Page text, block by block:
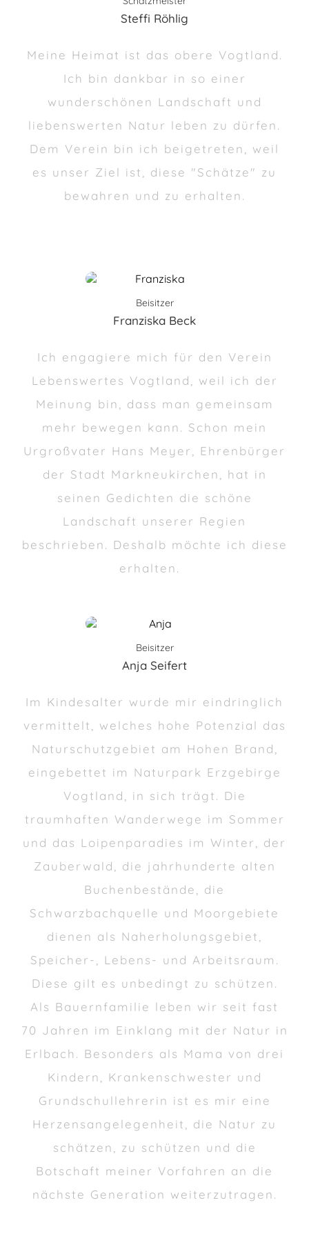
Steffi Röhlig
Meine Heimat ist das obere Vogtland.
Ich bin dankbar in so einer
wunderschönen Landschaft und
liebenswerten Natur leben zu dürfen.
Dem Verein bin ich beigetreten, weil
es unser Ziel ist, diese "Schätze" zu
bewahren und zu erhalten.
Beisitzer
Franziska Beck
Ich engagiere mich für den Verein
Lebenswertes Vogtland, weil ich der
Meinung bin, dass man gemeinsam
mehr bewegen kann. Schon mein
Urgroßvater Hans Meyer, Ehrenbürger
der Stadt Markneukirchen, hat in
seinen Gedichten die schöne
Landschaft unserer Regien
beschrieben. Deshalb möchte ich diese
erhalten.
Beisitzer
Anja Seifert
Im Kindesalter wurde mir eindringlich
vermittelt, welches hohe Potenzial das
Naturschutzgebiet am Hohen Brand,
eingebettet im Naturpark Erzgebirge
Vogtland, in sich trägt. Die
traumhaften Wanderwege im Sommer
und das Loipenparadies im Winter, der
Zauberwald, die jahrhunderte alten
Buchenbestände, die
Schwarzbachquelle und Moorgebiete
dienen als Naherholungsgebiet,
Speicher-, Lebens- und Arbeitsraum.
Diese gilt es unbedingt zu schützen.
Als Bauernfamilie leben wir seit fast
70 Jahren im Einklang mit der Natur in
Erlbach. Besonders als Mama von drei
Kindern, Krankenschwester und
Grundschullehrerin ist es mir eine
Herzensangelegenheit, die Natur zu
schätzen, zu schützen und die
Botschaft meiner Vorfahren an die
nächste Generation weiterzutragen.